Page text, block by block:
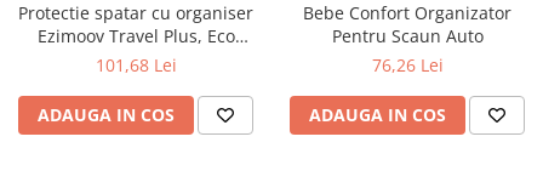
Protectie spatar cu organiser
Ezimoov Travel Plus, Eco
friendly
101,68 Lei
ADAUGA IN COS
Bebe Confort Organizator
Pentru Scaun Auto
76,26 Lei
ADAUGA IN COS